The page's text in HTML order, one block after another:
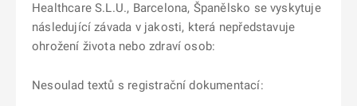
Healthcare S.L.U., Barcelona, Španělsko se vyskytuje
následující závada v jakosti, která nepředstavuje
ohrožení života nebo zdraví osob:
Nesoulad textů s registrační dokumentací: